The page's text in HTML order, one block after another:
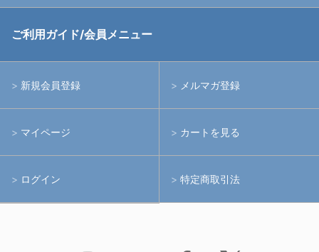
中古アームシステム
ライト
アームシステム
アクションカメラ(GoPro等)
水中用品
RGBlue
イノン
ご利用ガイド/会員メニュー
新規会員登録 メルマガ登録
マイページ カートを見る
ログイン 特定商取引法